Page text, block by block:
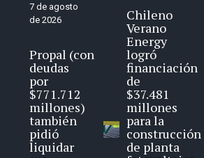
7 de agosto
de 2026
Propal (con
deudas
por
$771.712
millones)
también
pidió
liquidar
Chileno
Verano
Energy
logró
financiación
de
$37.481
millones
para la
construcción
de planta